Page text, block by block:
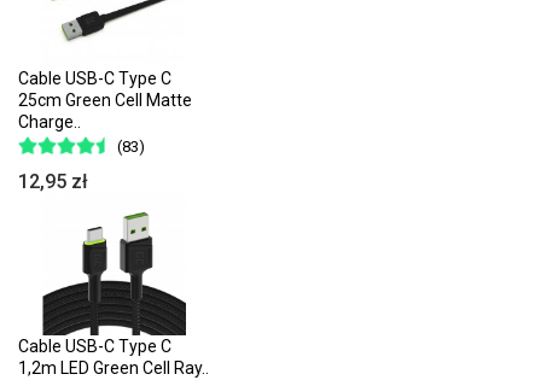
Cable USB-C Type C
25cm Green Cell Matte
Charge..
(83)
12,95 zł
Cable USB-C Type C
1,2m LED Green Cell Ray..